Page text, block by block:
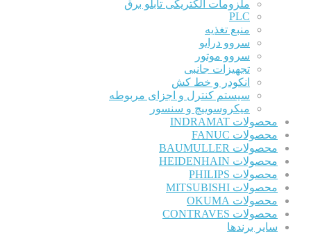
ملزومات الکتریکی تابلو برق
PLC
منبع تغذیه
سروو درایو
سروو موتور
تجهیزات جانبی
انکودر و خط کش
سیستم کنترل و اجزای مربوطه
میکروسوییچ و سنسور
محصولات INDRAMAT
محصولات FANUC
محصولات BAUMULLER
محصولات HEIDENHAIN
محصولات PHILIPS
محصولات MITSUBISHI
محصولات OKUMA
محصولات CONTRAVES
سایر برندها